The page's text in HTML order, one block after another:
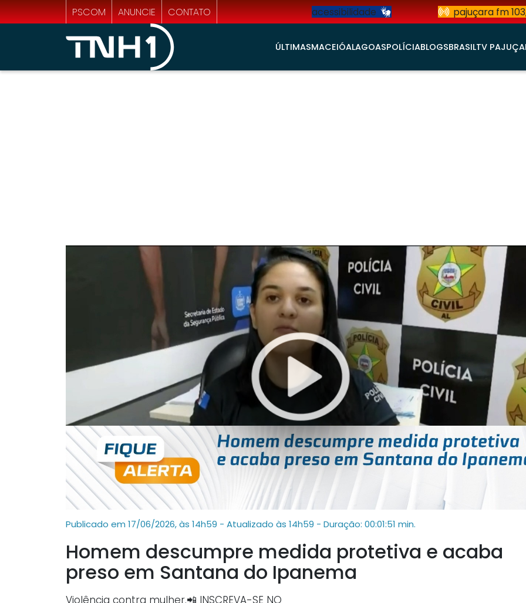
PSCOM ANUNCIE CONTATO acessibilidade pajuçara fm
ÚLTIMASMACEIÓALAGOASPOLÍCIABLOGSBRASILTV
Publicado em 17/06/2026, às 14h59 - Atualizado às 14h59 - Duração: 00:01:51 min.
Homem descumpre medida protetiva e acaba
preso em Santana do Ipanema
Violência contra mulher.📲 INSCREVA-SE NO